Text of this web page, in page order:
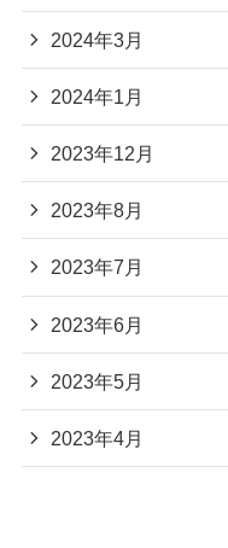
2024年3月
2024年1月
2023年12月
2023年8月
2023年7月
2023年6月
2023年5月
2023年4月